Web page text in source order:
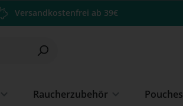
Versandkostenfrei ab 39€
Raucherzubehör Pouches